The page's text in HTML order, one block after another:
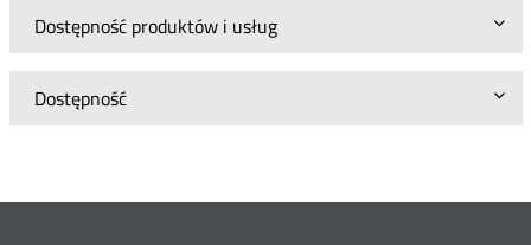
Dostępność produktów i usług
Dostępność